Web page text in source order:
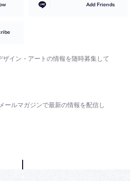
Add Friends
ザイン・アートの情報を随時募集して
メールマガジンで最新の情報を配信し